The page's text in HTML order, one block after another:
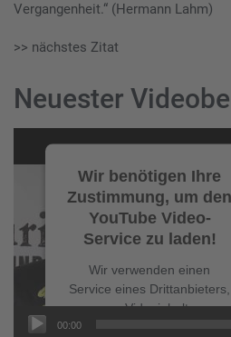
Vergangenheit.“ (Hermann Lahm)
>> nächstes Zitat
Neuester
Player
Wir benötigen Ihre
Zustimmung, um den
YouTube Video-
Service zu laden!
Wir verwenden einen
Service eines Drittanbieters,
um Videoinhalte
einzubetten. Dieser Service
00:00